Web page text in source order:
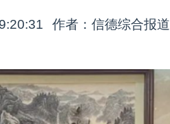
作者：信德综合报道